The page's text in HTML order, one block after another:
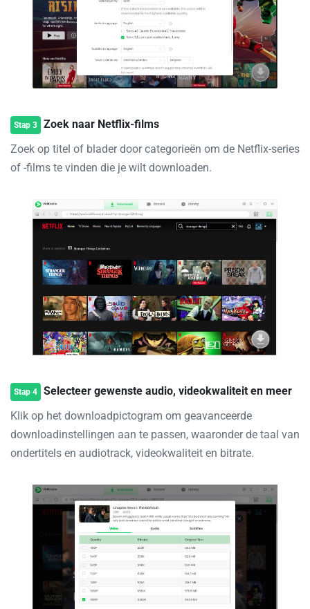
Stap 3
Zoek naar Netflix-films
Zoek op titel of blader door categorieën om de Netflix-series
of -films te vinden die je wilt downloaden.
Stap 4
Selecteer gewenste audio, videokwaliteit en meer
Klik op het downloadpictogram om geavanceerde
downloadinstellingen aan te passen, waaronder de taal van
ondertitels en audiotrack, videokwaliteit en bitrate.